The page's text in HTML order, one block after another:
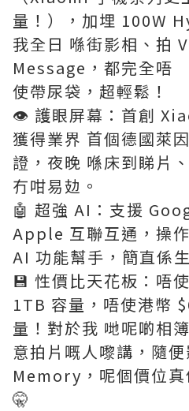
量！），加埋 100W
我全日 喺街影相、拍
Message，都完全唔
使帶尿袋，超輕鬆！
👁 護眼屏幕：首創
獲得業界 ⾸個德國萊
證，夜晚 喺床到睇片
冇咁易攰。
🤖 超強 AI：支援
Apple 互聯互通，操
AI 功能幫手，簡直係
💾 性價比天花板：唔
1TB 容量，唔使港幣
量！對於我 哋呢啲相
意拍片嘅人嚟講，隨
Memory，呢個價位真
🤫